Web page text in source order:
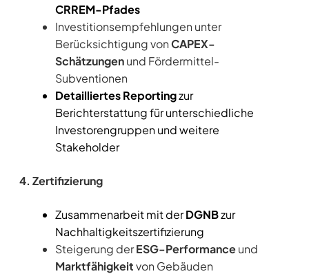
CRREM-Pfades
Investitionsempfehlungen unter
Berücksichtigung vonCAPEX-
Schätzungenund Fördermittel-
Subventionen
Detailliertes Reportingzur
Berichterstattung für unterschiedliche
Investorengruppen und weitere
Stakeholder
4. Zertifizierung
Zusammenarbeit mit derDGNBzur
Nachhaltigkeitszertifizierung
Steigerung derESG-Performanceund
Marktfähigkeitvon Gebäuden